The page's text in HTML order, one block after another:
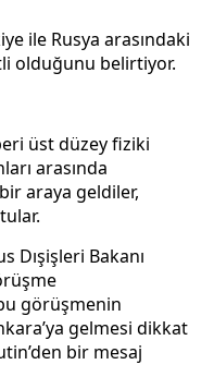
ile Rusya arasındaki
olduğunu belirtiyor.
üst düzey fiziki
arasında
araya geldiler,
Dışişleri Bakanı
görüşmenin
gelmesi dikkat
bir mesaj